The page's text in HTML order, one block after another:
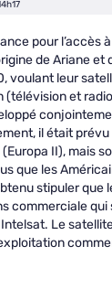
pour l’accès
de Ariane et
voulant leur
et
il était prévu
II), mais
que les
stipuler que
commerciale qui
Le